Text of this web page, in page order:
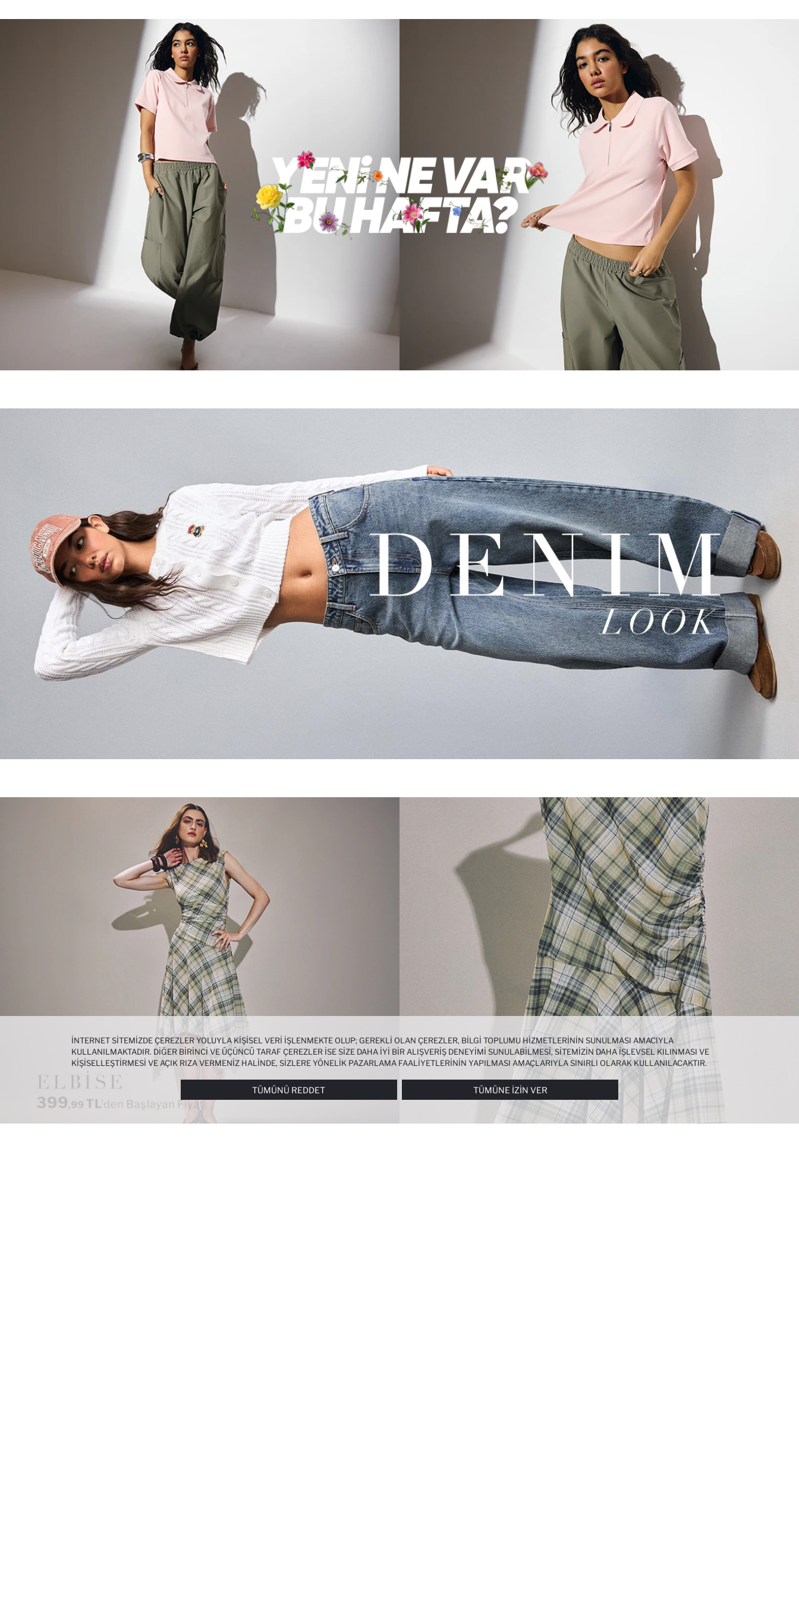
İNTERNET SITEMIZDE ÇEREZLER YOLUYLA KIŞISEL VERI IŞLENMEKTE OLUP; GEREKLI OLAN ÇEREZLER, BILGI TOPLUMU HIZMETLERININ SUNULMASI AMACIYLA
KULLANILMAKTADIR. DIĞER BIRINCI VE ÜÇÜNCÜ TARAF ÇEREZLER ISE SIZE DAHA IYI BIR ALIŞVERIŞ DENEYIMI SUNULABILMESI, SITEMIZIN DAHA IŞLEVSEL KILINMASI VE
KIŞISELLEŞTIRMESI VE AÇIK RIZA VERMENIZ HALINDE, SIZLERE YÖNELIK PAZARLAMA FAALIYETLERININ YAPILMASI AMAÇLARIYLA SINIRLI OLARAK KULLANILACAKTIR.
ÇEREZLERE DAIR TERCIHLERINIZI
PANELI ARACILIĞIYLA HER ZAMAN YÖNETEBILIR, ÇEREZLERLE ILGILI DAHA DETAYLI BILGIYE
METNI ’NDEN ULAŞABILIRSINIZ. TÜMÜNÜ REDDET TÜMÜNE İZIN VER